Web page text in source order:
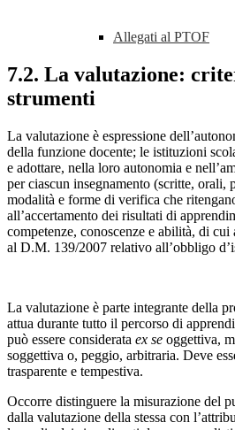
Allegati al PTOF
7.2. La valutazione:
strumenti
La valutazione è espressione
della funzione docente; le istituzioni
e adottare, nella loro autonomia e
per ciascun insegnamento (scritte, orali,
modalità e forme di verifica che
all’accertamento dei risultati di
competenze, conoscenze e abilità, di
al D.M. 139/2007 relativo all’obbligo
La valutazione è parte integrante della
attua durante tutto il percorso di
può essere considerata ex se oggettiva,
soggettiva o, peggio, arbitraria. Deve
trasparente e tempestiva.
Occorre distinguere la misurazione del
dalla valutazione della stessa con